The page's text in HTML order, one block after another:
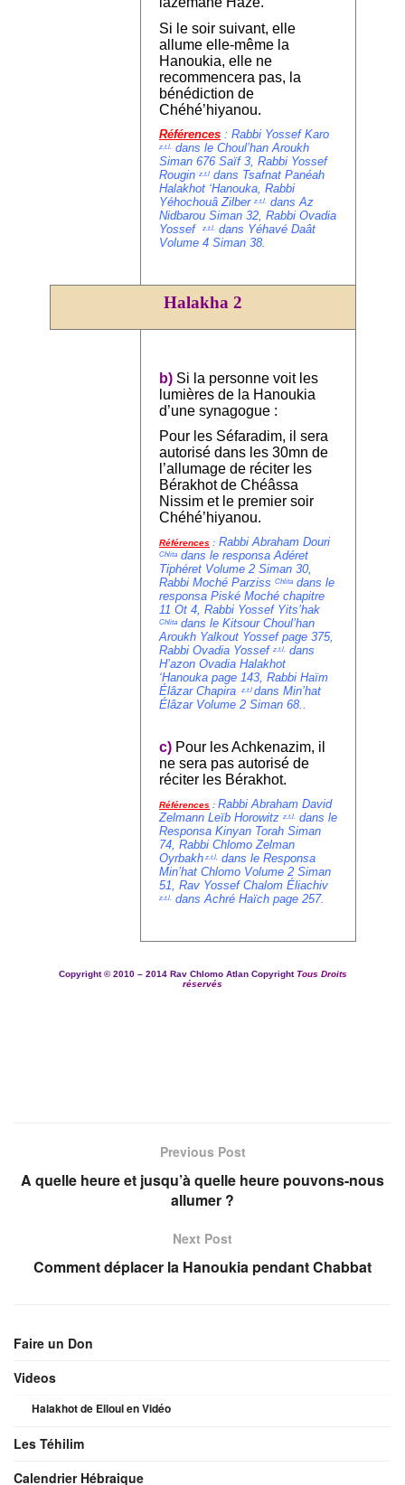
Si le soir suivant, elle
allume elle-même la
Hanoukia, elle ne
recommencera pas, la
bénédiction de
Chéhé’hiyanou.
Références : Rabbi Yossef Karo
z.t.l. dans le Choul’han Aroukh
Siman 676 Saïf 3, Rabbi Yossef
Rougin z.t.l dans Tsafnat Panéah
Halakhot ‘Hanouka, Rabbi
Yéhochouâ Zilber z.t.l. dans Az
Nidbarou Siman 32, Rabbi Ovadia
Yossef
z.t.l. dans Yéhavé Daât
Volume 4 Siman 38.
Halakha 2
b) Si la personne voit les
lumières de la Hanoukia
d’une synagogue :
Pour les Séfaradim, il sera
autorisé dans les 30mn de
l’allumage de réciter les
Bérakhot de Chéâssa
Nissim et le premier soir
Chéhé’hiyanou.
Références : Rabbi Abraham Douri
Chlita dans le responsa Adéret
Tiphéret Volume 2 Siman 30,
Rabbi Moché Parziss Chlita dans le
responsa Piské Moché chapitre
11 Ot 4, Rabbi Yossef Yits’hak
Chlita dans le Kitsour Choul’han
Aroukh Yalkout Yossef page 375,
Rabbi Ovadia Yossef z.t.l. dans
H’azon Ovadia Halakhot
‘Hanouka page 143, Rabbi Haïm
Élâzar Chapira z.t.l dans Min’hat
Élâzar Volume 2 Siman 68
c) Pour les Achkenazim, il
ne sera pas autorisé de
réciter les Bérakhot.
Références : Rabbi Abraham David
Zelmann Leïb Horowitz z.t.l. dans le
Responsa Kinyan Torah Siman
74, Rabbi Chlomo Zelman
Oyrbakh z.t.l, dans le Responsa
Min’hat Chlomo Volume 2 Siman
51, Rav Yossef Chalom Éliachiv
z.t.l. dans Achré Haïch page 257.
Copyright ©2010 – 2014 Rav Chlomo Atlan Copyright Tous Droits
réservés
Previous Post
A quelle heure et jusqu’à quelle heure pouvons-nous
allumer ?
Next Post
Comment déplacer la Hanoukia pendant Chabbat
Faire un Don
Videos
Halakhot de Elloul en Vidéo
Les Téhilim
Calendrier Hébraique